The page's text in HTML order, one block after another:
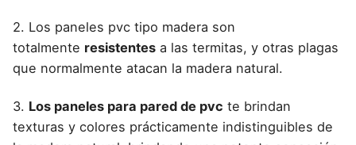
2. Los paneles pvc tipo madera son
totalmente resistentes a las termitas, y otras plagas
que normalmente atacan la madera natural.
3. Los paneles para pared de pvc te brindan
texturas y colores prácticamente indistinguibles de